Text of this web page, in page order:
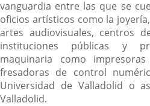
vanguardia entre las que se
oficios artísticos como la
artes audiovisuales, centros
instituciones públicas y
maquinaria como
fresadoras de control
Universidad de Valladolid o
Valladolid.